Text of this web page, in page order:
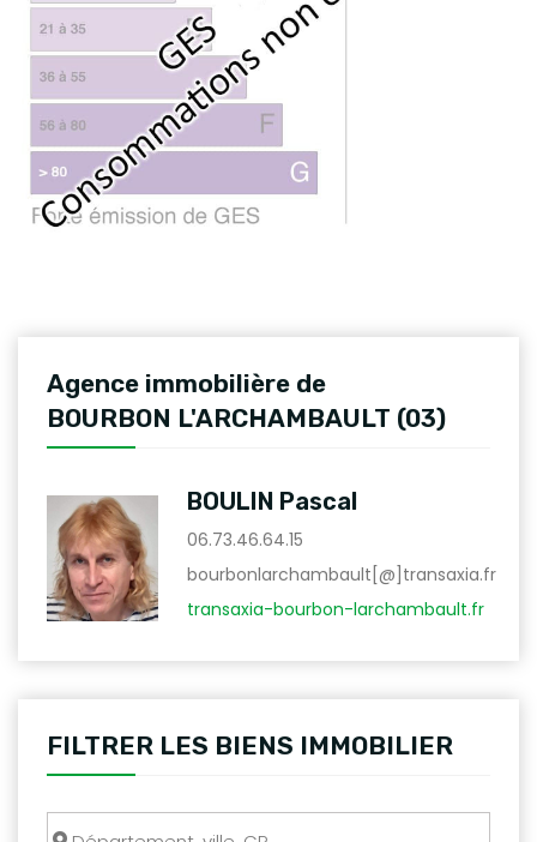
Agence immobilière de
BOURBON L'ARCHAMBAULT (03)
BOULIN Pascal
06.73.46.64.15
bourbonlarchambault[@]transaxia.fr
transaxia-bourbon-larchambault.fr
FILTRER LES BIENS IMMOBILIER